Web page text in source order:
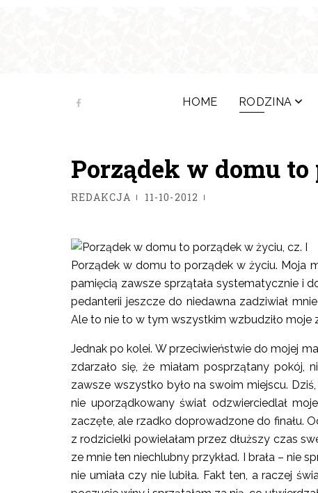
HOME RODZINA
Porządek w domu
REDAKCJA 11-10-2012
Porządek w domu to porządek w życiu. Moja
pamięcią zawsze sprzątała systematycznie i
pedanterii jeszcze do niedawna zadziwiał
Ale to nie to w tym wszystkim wzbudziło moje
Jednak po kolei. W przeciwieństwie do mojej
zdarzało się, że miałam posprzątany pokój,
zawsze wszystko było na swoim miejscu.
nie uporządkowany świat odzwierciedlał
zaczęte, ale rzadko doprowadzone do finału.
z rodzicielki powielałam przez dłuższy czas
ze mnie ten niechlubny przykład. I brała – nie
nie umiała czy nie lubiła. Fakt ten, a raczej